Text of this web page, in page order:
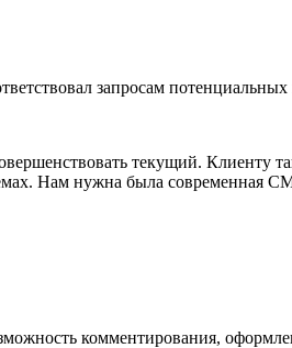
запросам потенциальных
текущий. Клиенту
Нам нужна была современная
комментирования,